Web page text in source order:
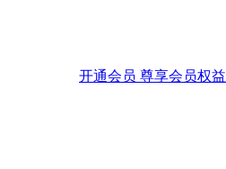
开通会员 尊享会员权益